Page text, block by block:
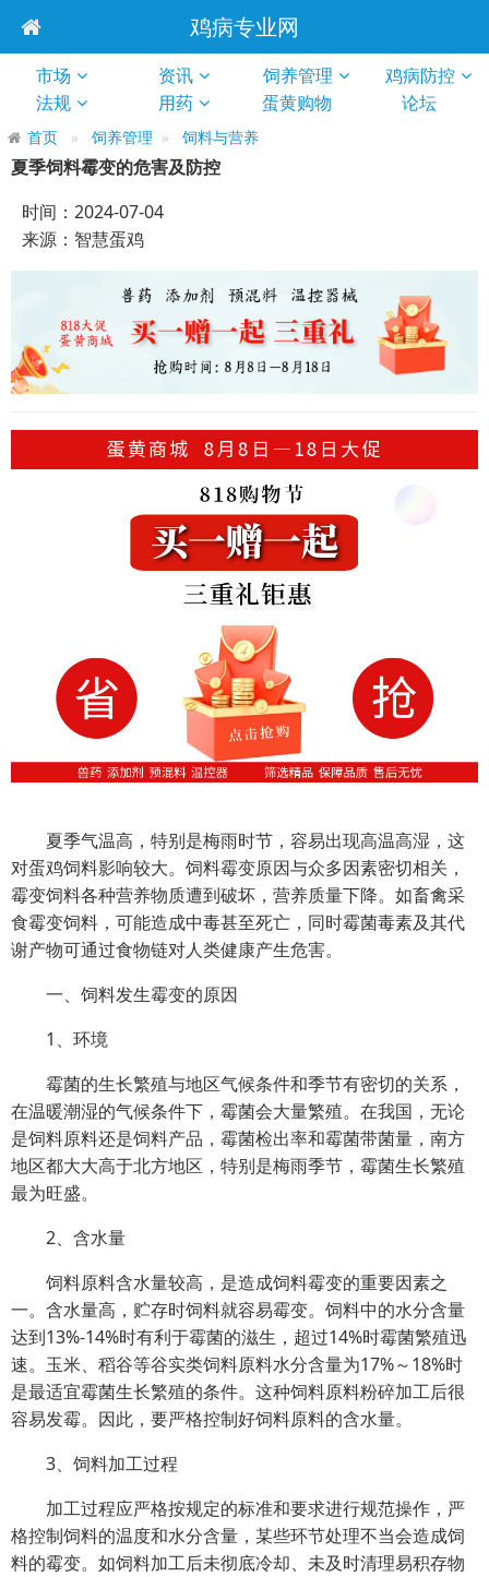
鸡病专业网
市场 资讯 饲养管理
鸡病防控
法规
用药 蛋黄购物 论坛
首页 饲养管理 饲料与营养
夏季饲料霉变的危害及防控
时间：2024-07-04
来源：智慧蛋鸡
夏季气温高，特别是梅雨时节，容易出现高温高湿，这
对蛋鸡饲料影响较大。饲料霉变原因与众多因素密切相关，
霉变饲料各种营养物质遭到破坏，营养质量下降。如畜禽采
食霉变饲料，可能造成中毒甚至死亡，同时霉菌毒素及其代
谢产物可通过食物链对人类健康产生危害。
一、饲料发生霉变的原因
1、环境
霉菌的生长繁殖与地区气候条件和季节有密切的关系，
在温暖潮湿的气候条件下，霉菌会大量繁殖。在我国，无论
是饲料原料还是饲料产品，霉菌检出率和霉菌带菌量，南方
地区都大大高于北方地区，特别是梅雨季节，霉菌生长繁殖
最为旺盛。
2、含水量
饲料原料含水量较高，是造成饲料霉变的重要因素之
一。含水量高，贮存时饲料就容易霉变。饲料中的水分含量
达到13%-14%时有利于霉菌的滋生，超过14%时霉菌繁殖迅
速。玉米、稻谷等谷实类饲料原料水分含量为17%～18%时
是最适宜霉菌生长繁殖的条件。这种饲料原料粉碎加工后很
容易发霉。因此，要严格控制好饲料原料的含水量。
3、饲料加工过程
加工过程应严格按规定的标准和要求进行规范操作，严
格控制饲料的温度和水分含量，某些环节处理不当会造成饲
料的霉变。如饲料加工后未彻底冷却、未及时清理易积存物